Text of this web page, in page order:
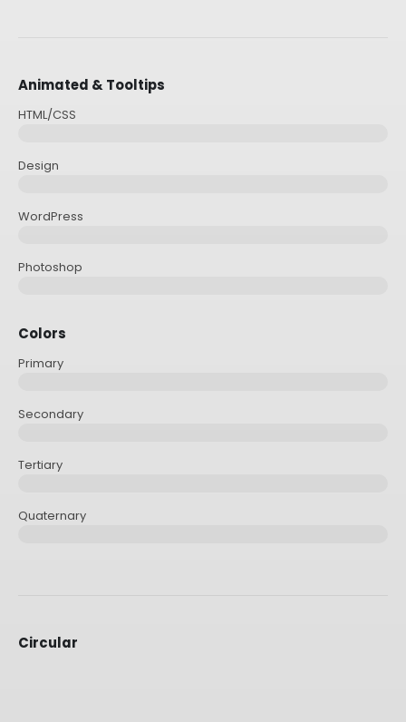
Animated & Tooltips
HTML/CSS
Design
WordPress
Photoshop
Colors
Primary
Secondary
Tertiary
Quaternary
Circular